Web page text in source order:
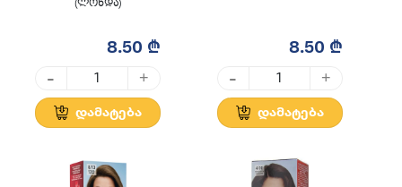
(ლონდა)
8.50 ₾
- +
დამატება
8.50 ₾
- +
დამატება